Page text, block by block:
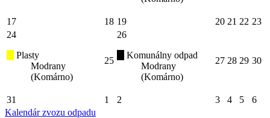
17 18 19 20 21 22 23
24
Plasty
Modrany
(Komárno)
25
26
Komunálny odpad
Modrany
(Komárno)
27 28 29 30
31 1 2 3 4 5
6
Kalendár zvozu odpadu